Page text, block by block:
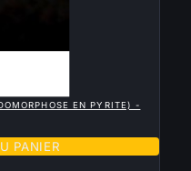
EN PYRITE) -
PANIER